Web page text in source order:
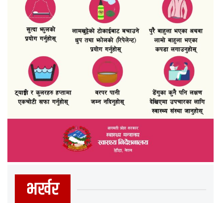
भर्खर